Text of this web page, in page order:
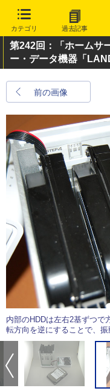
カテゴリ 過去記事
第242回：「ホームサ
ー・データ機器「
前の画像
内部のHDDは左右2基ずつで
転方向を逆にすることで、